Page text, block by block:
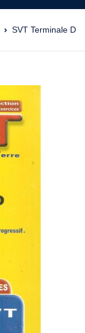
SVT Terminale D